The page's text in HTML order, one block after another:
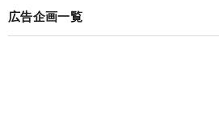
広告企画一覧